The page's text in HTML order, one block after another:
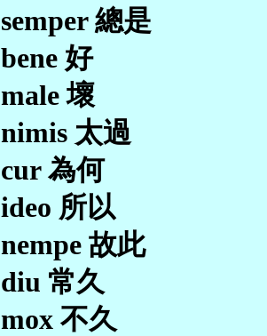
semper 總是
bene 好
male 壞
nimis 太過
cur 為何
ideo 所以
nempe 故此
diu 常久
mox 不久